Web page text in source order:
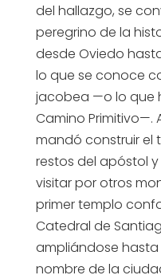
del hallazgo, se
peregrino de la
desde Oviedo
lo que se conoce
jacobea —o lo que
Camino Primitivo—.
mandó construir el
restos del apóstol
visitar por otros
primer templo
Catedral de
ampliándose hasta
nombre de la